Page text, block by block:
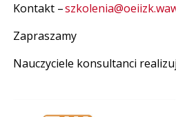
Kontakt –
Zapraszamy
Nauczyciele konsultanci